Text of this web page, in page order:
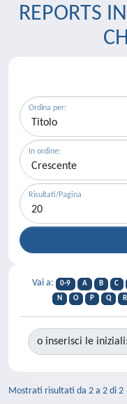
REPORTS
Ordina per:
In ordine:
Risultati/Pagina
Vai a: 0-9 A B C
N
O P Q R
o inserisci le iniziali:
Mostrati risultati da 2 a 2 di 2